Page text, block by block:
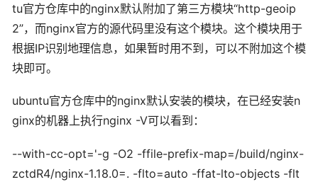
tu官方仓库中的nginx默认附加了第三方模块“http-geoip
2”，而nginx官方的源代码里没有这个模块。这个模块用于
根据IP识别地理信息，如果暂时用不到，可以不附加这个模
块即可。
ubuntu官方仓库中的nginx默认安装的模块，在已经安装n
ginx的机器上执行nginx -V可以看到：
--with-cc-opt='-g -O2 -ffile-prefix-map=/build/nginx-
zctdR4/nginx-1.18.0=. -flto=auto -ffat-lto-objects -flt